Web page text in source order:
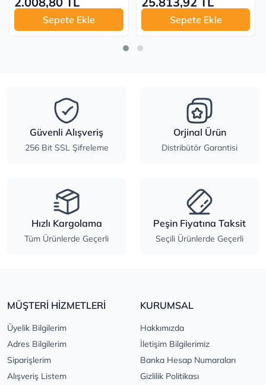
Sepete Ekle Sepete Ekle
Güvenli Alışveriş
256 Bit SSL Şifreleme
Orjinal Ürün
Distribütör Garantisi
Hızlı Kargolama
Tüm Ürünlerde Geçerli
Peşin Fiyatına Taksit
Seçili Ürünlerde Geçerli
MÜŞTERİ HİZMETLERİ
Üyelik Bilgilerim
Adres Bilgilerim
Siparişlerim
Alışveriş Listem
KURUMSAL
Hakkımızda
İletişim Bilgilerimiz
Banka Hesap Numaraları
Gizlilik Politikası